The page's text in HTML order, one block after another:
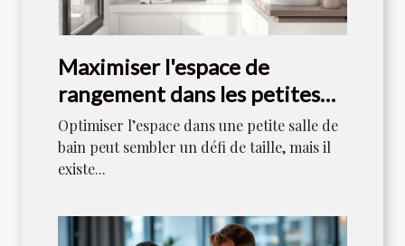
Maximiser l'espace de
rangement dans les petites
salles de bain
Optimiser l’espace dans une petite salle de
bain peut sembler un défi de taille, mais il
existe...